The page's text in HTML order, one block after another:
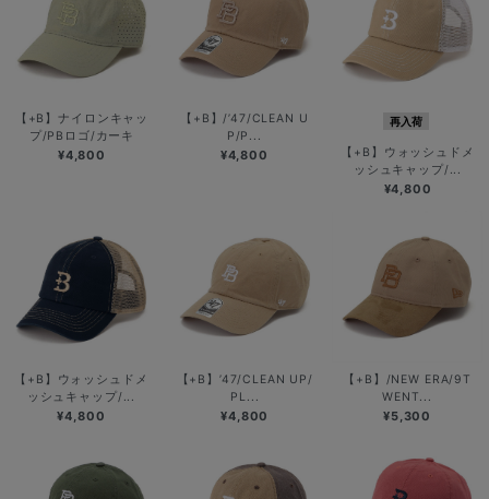
【+B】ナイロンキャッ
プ/PBロゴ/カーキ
¥4,800
【+B】/’47/CLEAN U
P/P...
¥4,800
再入荷
【+B】ウォッシュドメ
ッシュキャップ/...
¥4,800
【+B】ウォッシュドメ
ッシュキャップ/...
¥4,800
【+B】’47/CLEAN UP/
PL...
¥4,800
【+B】/NEW ERA/9T
WENT...
¥5,300